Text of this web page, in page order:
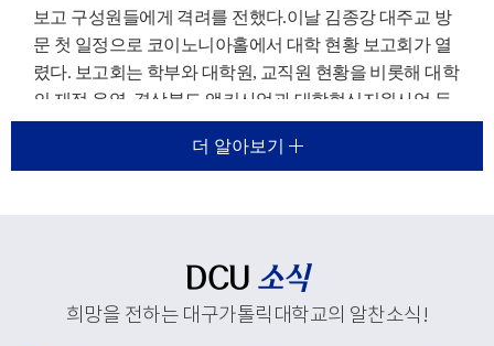
보고 구성원들에게 격려를 전했다.이날 김종강 대주교 방
문 첫 일정으로 코이노니아홀에서 대학 현황 보고회가 열
렸다. 보고회는 학부와 대학원, 교직원 현황을 비롯해 대학
의 재정 운영, 경상북도 앵커사업과 대학혁신지원사업 등
주요 재정지원사업, 외국인 유학생 지원 현황에 대한 보고
가 진행되었다.이를 통해 우리 대학이 교육환경 변화에 대
학의 지속적인 발전과 구성원 모두를 위해 강복했다.이어
성당과 중앙도서관, 모빌리티체험관, 기숙사, 박물관 등 효
성캠퍼스 주요 시설을 둘러보며 학생들의 교육과 생활이
더 알아보기
DCU 소식
희망을 전하는 대구가톨릭대학교의 알찬소식 !